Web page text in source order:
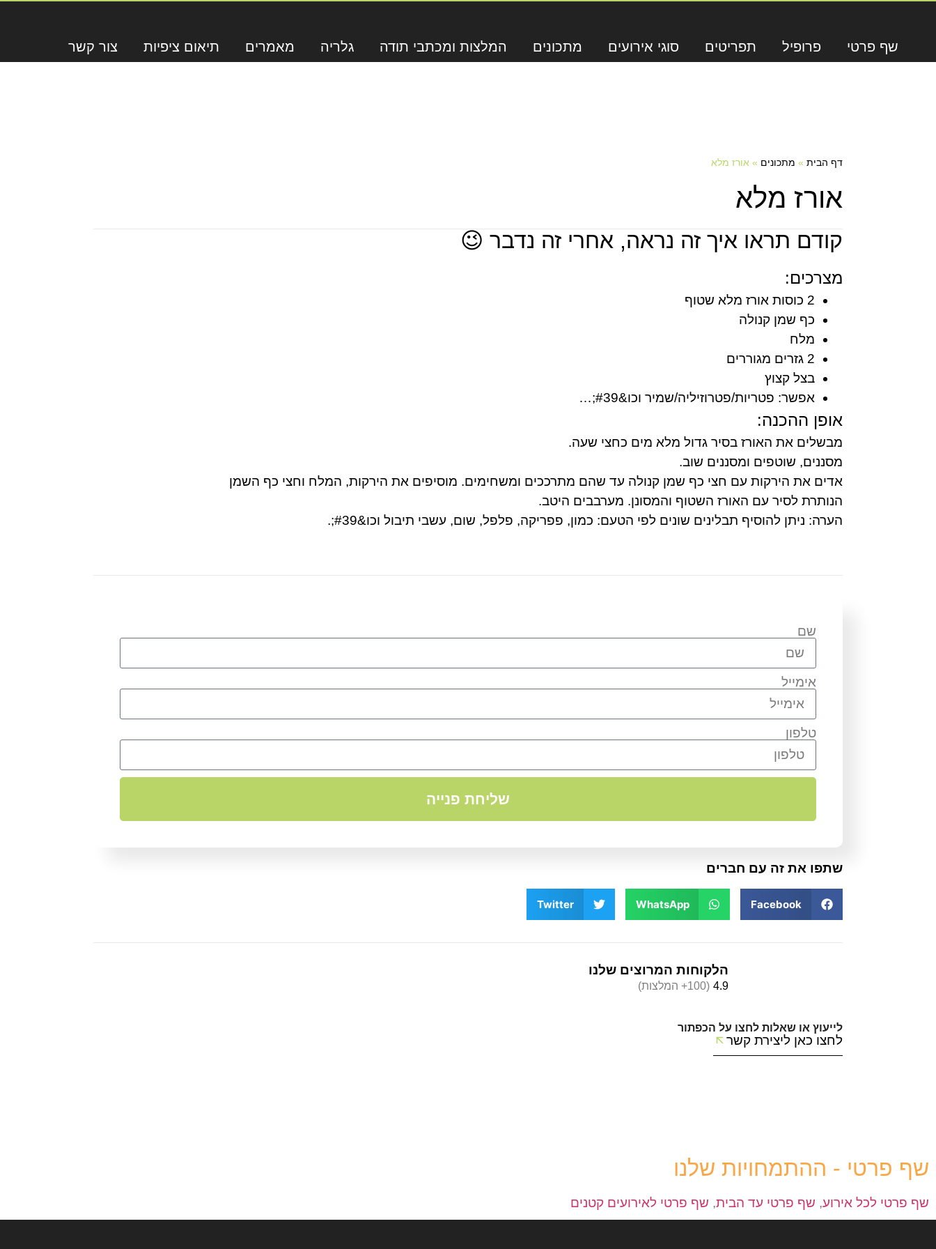
שף פרטי פרופיל תפריטים סוגי אירועים מתכונים המלצות ומכתבי תודה גלריה מאמרים תיאום ציפיות צור קשר
דף הבית » מתכונים »אורז מלא
אורז מלא
קודם תראו איך זה נראה, אחרי זה נדבר 😉
מצרכים:
2 כוסות אורז מלא שטוף
כף שמן קנולה
מלח
2 גזרים מגוררים
בצל קצוץ
אפשר: פטריות/פטרוזיליה/שמיר וכו&#39;…
אופן ההכנה:
מבשלים את האורז בסיר גדול מלא מים כחצי שעה.
מסננים, שוטפים ומסננים שוב.
אדים את הירקות עם חצי כף שמן קנולה עד שהם מתרככים ומשחימים. מוסיפים את הירקות, המלח וחצי כף השמן
הנותרת לסיר עם האורז השטוף והמסונן. מערבבים היטב.
הערה: ניתן להוסיף תבלינים שונים לפי הטעם: כמון, פפריקה, פלפל, שום, עשבי תיבול וכו&#39;.
שם
אימייל
טלפון
שליחת פנייה
שתפו את זה עם חברים
Facebook
WhatsApp
Twitter
הלקוחות המרוצים שלנו
4.9 (100+ המלצות)
לייעוץ או שאלות לחצו על הכפתור
לחצו כאן ליצירת קשר
שף פרטי - ההתמחויות שלנו
שף פרטי לכל אירוע, שף פרטי עד הבית, שף פרטי לאירועים קטנים